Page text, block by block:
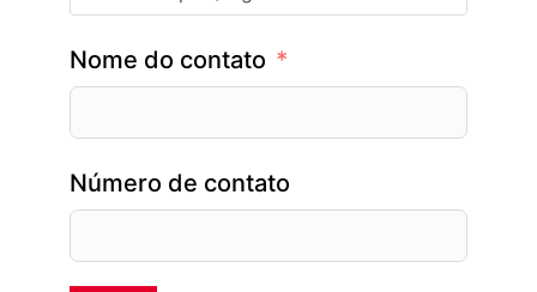
Nome do contato
Número de contato